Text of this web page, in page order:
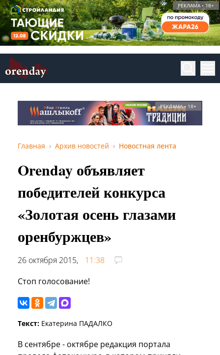
РЕКЛАМА • 18+
РЕКЛАМА • 18+
Главная Архив новостей Новостная лента
Orenday объявляет
победителей конкурса
«Золотая осень глазами
оренбуржцев»
26 октября 2015,
11:38
Стоп голосование!
Текст: Екатерина ПАДАЛКО
В сентябре - октябре редакция портала